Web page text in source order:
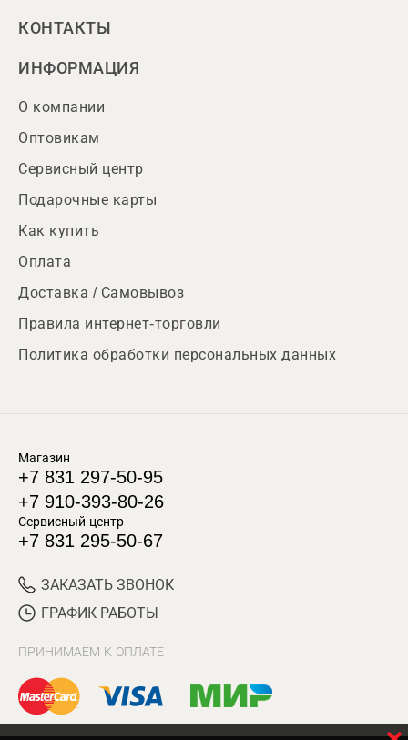
КОНТАКТЫ
ИНФОРМАЦИЯ
О компании
Оптовикам
Сервисный центр
Подарочные карты
Как купить
Оплата
Доставка / Самовывоз
Правила интернет-торговли
Политика обработки персональных данных
Магазин
+7 831 297-50-95
+7 910-393-80-26
Сервисный центр
+7 831 295-50-67
ЗАКАЗАТЬ ЗВОНОК
ГРАФИК РАБОТЫ
ПРИНИМАЕМ К ОПЛАТЕ